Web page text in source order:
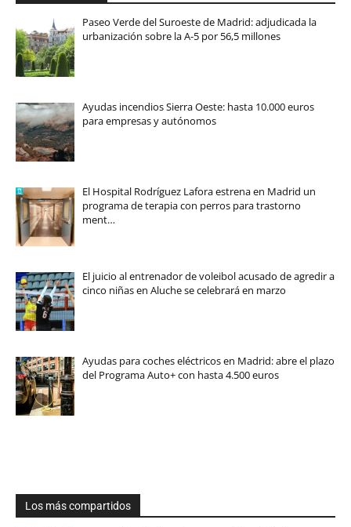
Paseo Verde del Suroeste de Madrid: adjudicada la
urbanización sobre la A-5 por 56,5 millones
Ayudas incendios Sierra Oeste: hasta 10.000 euros
para empresas y autónomos
El Hospital Rodríguez Lafora estrena en Madrid un
programa de terapia con perros para trastorno
ment…
El juicio al entrenador de voleibol acusado de agredir a
cinco niñas en Aluche se celebrará en marzo
Ayudas para coches eléctricos en Madrid: abre el plazo
del Programa Auto+ con hasta 4.500 euros
Los más compartidos